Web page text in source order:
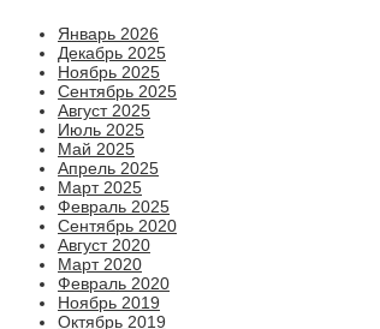
Январь 2026
Декабрь 2025
Ноябрь 2025
Сентябрь 2025
Август 2025
Июль 2025
Май 2025
Апрель 2025
Март 2025
Февраль 2025
Сентябрь 2020
Август 2020
Март 2020
Февраль 2020
Ноябрь 2019
Октябрь 2019